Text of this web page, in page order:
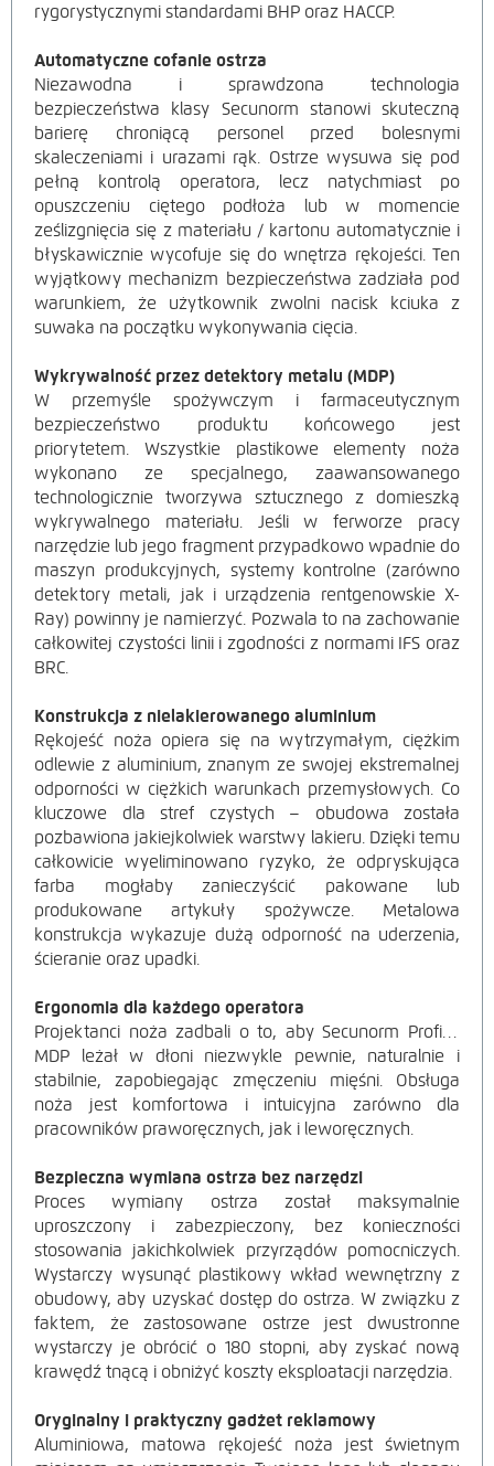
rygorystycznymi standardami BHP oraz HACCP.
Automatyczne cofanie ostrza
Niezawodna i sprawdzona technologia
bezpieczeństwa klasy Secunorm stanowi skuteczną
barierę chroniącą personel przed bolesnymi
skaleczeniami i urazami rąk. Ostrze wysuwa się pod
pełną kontrolą operatora, lecz natychmiast po
opuszczeniu ciętego podłoża lub w momencie
ześlizgnięcia się z materiału / kartonu automatycznie i
błyskawicznie wycofuje się do wnętrza rękojeści. Ten
wyjątkowy mechanizm bezpieczeństwa zadziała pod
warunkiem, że użytkownik zwolni nacisk kciuka z
suwaka na początku wykonywania cięcia.
Wykrywalność przez detektory metalu (MDP)
W przemyśle spożywczym i farmaceutycznym
bezpieczeństwo produktu końcowego jest
priorytetem. Wszystkie plastikowe elementy noża
wykonano ze specjalnego, zaawansowanego
technologicznie tworzywa sztucznego z domieszką
wykrywalnego materiału. Jeśli w ferworze pracy
narzędzie lub jego fragment przypadkowo wpadnie do
maszyn produkcyjnych, systemy kontrolne (zarówno
detektory metali, jak i urządzenia rentgenowskie X-
Ray) powinny je namierzyć. Pozwala to na zachowanie
całkowitej czystości linii i zgodności z normami IFS oraz
BRC.
Konstrukcja z nielakierowanego aluminium
Rękojeść noża opiera się na wytrzymałym, ciężkim
odlewie z aluminium, znanym ze swojej ekstremalnej
odporności w ciężkich warunkach przemysłowych. Co
kluczowe dla stref czystych – obudowa została
pozbawiona jakiejkolwiek warstwy lakieru. Dzięki temu
całkowicie wyeliminowano ryzyko, że odpryskująca
farba mogłaby zanieczyścić pakowane lub
produkowane artykuły spożywcze. Metalowa
konstrukcja wykazuje dużą odporność na uderzenia,
ścieranie oraz upadki.
Ergonomia dla każdego operatora
Projektanci noża zadbali o to, aby Secunorm Profi25
MDP leżał w dłoni niezwykle pewnie, naturalnie i
stabilnie, zapobiegając zmęczeniu mięśni. Obsługa
noża jest komfortowa i intuicyjna zarówno dla
pracowników praworęcznych, jak i leworęcznych.
Bezpieczna wymiana ostrza bez narzędzi
Proces wymiany ostrza został maksymalnie
uproszczony i zabezpieczony, bez konieczności
stosowania jakichkolwiek przyrządów pomocniczych.
Wystarczy wysunąć plastikowy wkład wewnętrzny z
obudowy, aby uzyskać dostęp do ostrza. W związku z
faktem, że zastosowane ostrze jest dwustronne
wystarczy je obrócić o 180 stopni, aby zyskać nową
krawędź tnącą i obniżyć koszty eksploatacji narzędzia.
Oryginalny i praktyczny gadżet reklamowy
Aluminiowa, matowa rękojeść noża jest świetnym